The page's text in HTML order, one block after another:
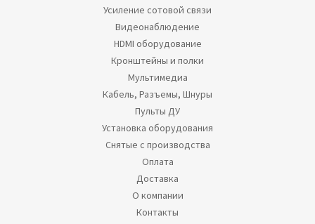
Усиление сотовой связи
Видеонаблюдение
HDMI оборудование
Кронштейны и полки
Мультимедиа
Кабель, Разъемы, Шнуры
Пульты ДУ
Установка оборудования
Снятые с производства
Оплата
Доставка
О компании
Контакты